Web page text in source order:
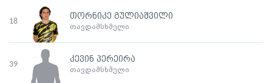
18
თორნიკე გულიაშვილი
თავდამსხმელი
39
კევინ პერეირა
თავდამსხმელი